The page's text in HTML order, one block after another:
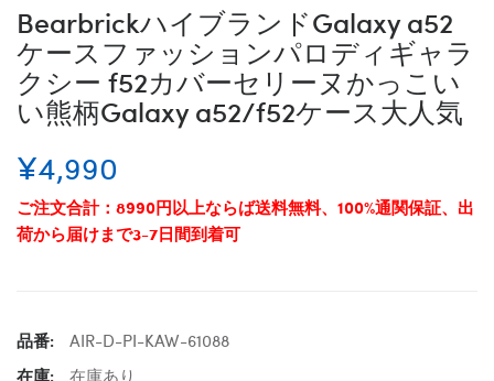
BearbrickハイブランドGalaxy a52
ケースファッションパロディギャラ
クシー f52カバーセリーヌかっこい
い熊柄Galaxy a52/f52ケース大人気
¥4,990
ご注文合計：8990円以上ならば送料無料、100%通関保証、出
荷から届けまで3-7日間到着可
品番:
AIR-D-PI-KAW-61088
在庫:
在庫あり